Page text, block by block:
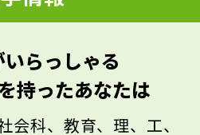
そして、感謝の気持ち
ブに考えられる人が、
歩んでいけるでしょ
らっしゃる
持ったあなたは
会科、教育、理、工、